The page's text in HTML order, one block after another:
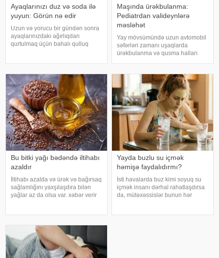
Ayaqlarınızı duz və soda ilə
yuyun: Görün nə edir
Uzun və yorucu bir gündən sonra
ayaqlarınızdakı ağırlıqdan
qurtulmaq üçün bahalı qulluq
bilərsiniz. xəbər verir ki, çox vax
Maşında ürəkbulanma:
Pediatrdan valideynlərə
məsləhət
Yay mövsümündə uzun avtomobil
səfərləri zamanı uşaqlarda
ürəkbulanma və qusma halları
beynin gözlərdən və bədənin
hərəkətindən gələn siqnallar
arasındakı uyğunsuzluqda
Bu bitki yağı bədəndə iltihabı
azaldır
İltihabı azalda və ürək və bağırsaq
sağlamlığını yaxşılaşdıra bilən
yağlar az da olsa var. xəbər verir
preslənmiş kətan toxumlarında
Yayda buzlu su içmək
həmişə faydalıdırmı?
İsti havalarda buz kimi soyuq su
içmək insanı dərhal rahatlaşdırsa
da, mütəxəssislər bunun hər